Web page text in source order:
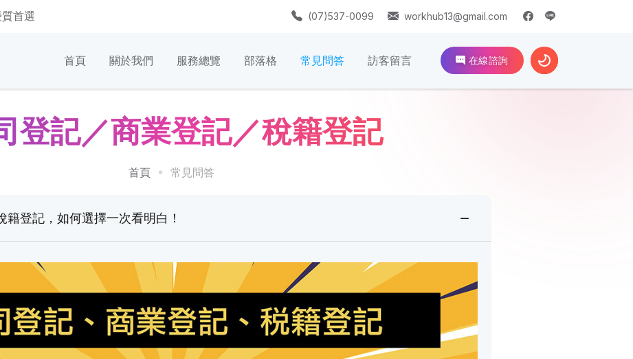
首選 (07)537-0099 workhub13@gmail.com
首頁 關於我們 服務總覽 部落格 常見問答 訪客留言 在線諮詢
登記／商業登記／稅籍登記
首頁 常見問答
登記，如何選擇一次看明白！